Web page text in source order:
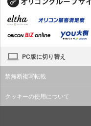
PC版に切り替え
禁無断複写転載
クッキーの使用について